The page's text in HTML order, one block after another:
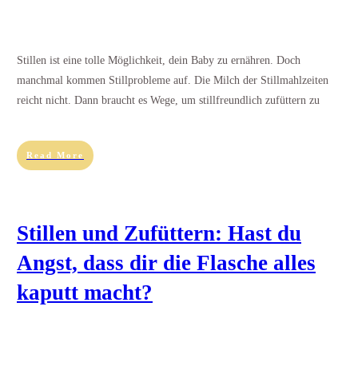
Stillen ist eine tolle Möglichkeit, dein Baby zu ernähren. Doch
manchmal kommen Stillprobleme auf. Die Milch der Stillmahlzeiten
reicht nicht. Dann braucht es Wege, um stillfreundlich zufüttern zu
Read More
Stillen und Zufüttern: Hast du
Angst, dass dir die Flasche alles
kaputt macht?